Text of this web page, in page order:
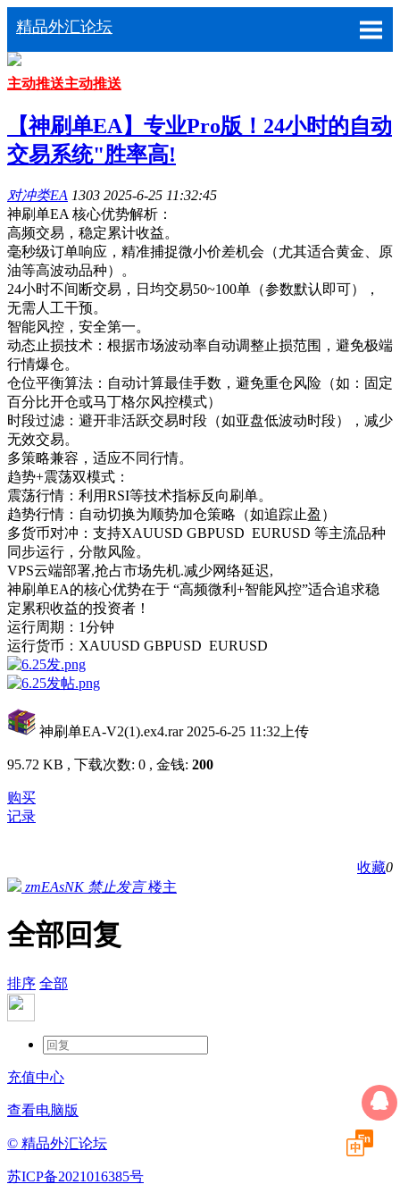
精品外汇论坛
主动推送主动推送
【神刷单EA】专业Pro版！24小时的自动
交易系统"胜率高!
对冲类EA 1303 2025-6-25 11:32:45
神刷单EA 核心优势解析：
高频交易，稳定累计收益。
毫秒级订单响应，精准捕捉微小价差机会（尤其适合黄金、原
油等高波动品种）。
24小时不间断交易，日均交易50~100单（参数默认即可），
无需人工干预。
智能风控，安全第一。
动态止损技术：根据市场波动率自动调整止损范围，避免极端
行情爆仓。
仓位平衡算法：自动计算最佳手数，避免重仓风险（如：固定
百分比开仓或马丁格尔风控模式）
时段过滤：避开非活跃交易时段（如亚盘低波动时段），减少
无效交易。
多策略兼容，适应不同行情。
趋势+震荡双模式：
震荡行情：利用RSI等技术指标反向刷单。
趋势行情：自动切换为顺势加仓策略（如追踪止盈）
多货币对冲：支持XAUUSD GBPUSD EURUSD 等主流品种
同步运行，分散风险。
VPS云端部署,抢占市场先机.减少网络延迟,
神刷单EA的核心优势在于 “高频微利+智能风控”适合追求稳
定累积收益的投资者！
运行周期：1分钟
运行货币：XAUUSD GBPUSD EURUSD
神刷单EA-V2(1).ex4.rar 2025-6-25 11:32上传
95.72 KB , 下载次数: 0 , 金钱: 200
购买
记录
收藏0
zmEAsNK 禁止发言 楼主
全部回复
排序 全部
充值中心
查看电脑版
© 精品外汇论坛
苏ICP备2021016385号